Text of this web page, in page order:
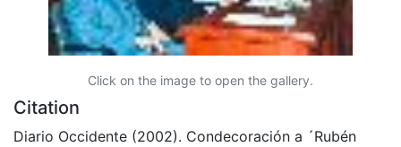
Click on the image to open the gallery.
Citation
Diario Occidente (2002). Condecoración a ´Rubén